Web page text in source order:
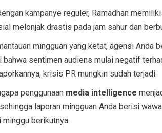
kampanye reguler, Ramadhan
melonjak drastis pada jam sahur dan
mingguan yang ketat, agensi
bahwa sentimen audiens mulai negatif
krisis PR mungkin sudah terjadi.
penggunaan media intelligence
laporan mingguan Anda berisi
berikutnya.